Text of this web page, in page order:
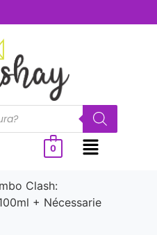
0
Clash:
+ Nécessarie